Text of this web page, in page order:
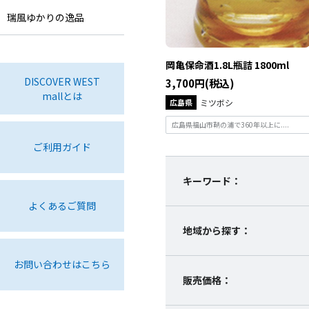
瑞風ゆかりの逸品
DISCOVER WEST
mallとは
ご利用ガイド
よくあるご質問
お問い合わせはこちら
岡亀保命酒1.8L瓶詰 1800ml
3,700円(税込)
広島県 ミツボシ
広島県福山市鞆の浦で360年以上に....
キーワード：
地域から探す：
販売価格：